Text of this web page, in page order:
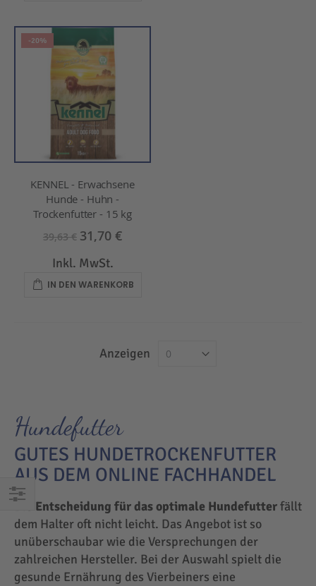
-20%
KENNEL - Erwachsene
Hunde - Huhn -
Trockenfutter - 15 kg
39,63 € 31,70 €
Inkl. MwSt.
IN DEN WARENKORB
Anzeigen
EINKAUFEN
NACH
Hundefutter
GUTES HUNDETROCKENFUTTER
AUS DEM ONLINE FACHHANDEL
Die Entscheidung für das optimale Hundefutterfällt
dem Halter oft nicht leicht. Das Angebot ist so
unüberschaubar wie die Versprechungen der
zahlreichen Hersteller. Bei der Auswahl spielt die
gesunde Ernährung des Vierbeiners eine